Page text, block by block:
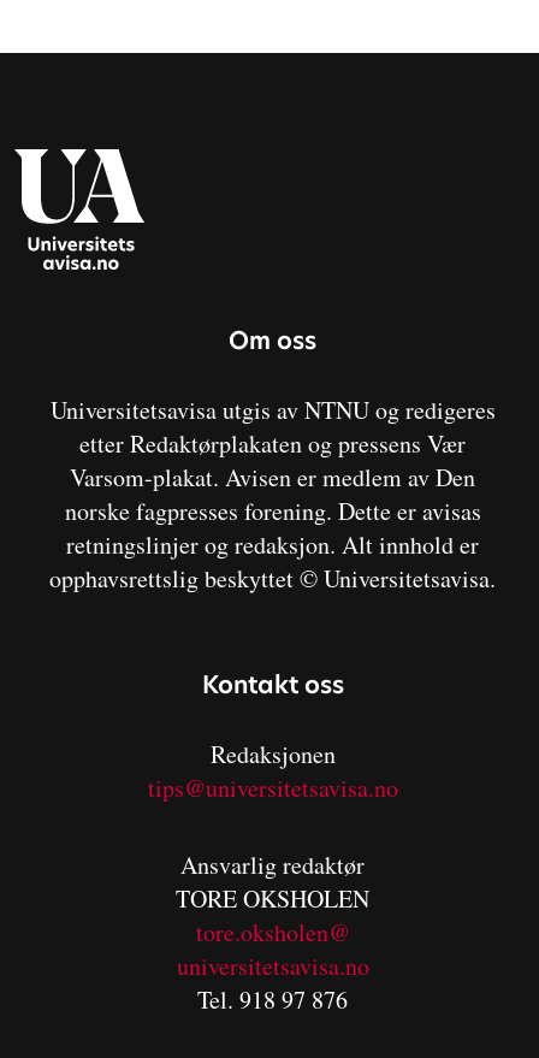
Om oss
Universitetsavisa utgis av NTNU og redigeres
etter Redaktørplakaten og pressens Vær
Varsom-plakat. Avisen er medlem av Den
norske fagpresses forening. Dette er avisas
retningslinjer og redaksjon. Alt innhold er
opphavsrettslig beskyttet © Universitetsavisa.
Kontakt oss
Redaksjonen
tips@universitetsavisa.no
Ansvarlig redaktør
TORE OKSHOLEN
tore.oksholen@
universitetsavisa.no
Tel. 918 97 876